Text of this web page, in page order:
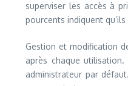
superviser les accès à
pourcents indiquent
Gestion et modification
après chaque
administrateur par